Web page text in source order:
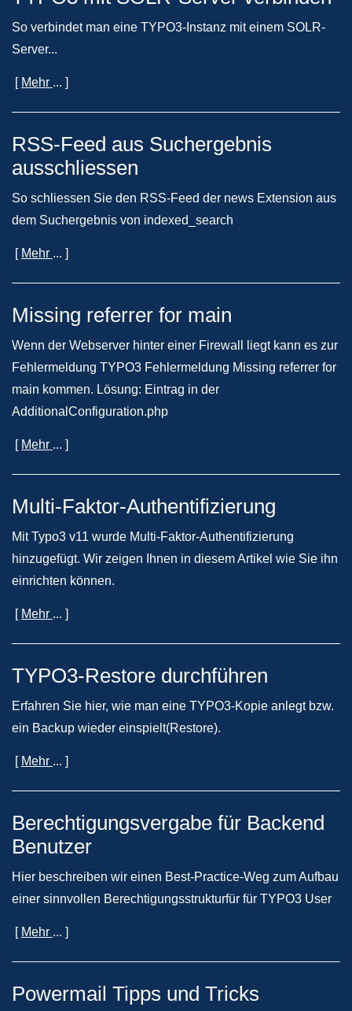
So verbindet man eine TYPO3-Instanz mit einem SOLR-
Server...
[ Mehr ... ]
RSS-Feed aus Suchergebnis
ausschliessen
So schliessen Sie den RSS-Feed der news Extension aus
dem Suchergebnis von indexed_search
[ Mehr ... ]
Missing referrer for main
Wenn der Webserver hinter einer Firewall liegt kann es zur
Fehlermeldung TYPO3 Fehlermeldung Missing referrer for
main kommen. Lösung: Eintrag in der
AdditionalConfiguration.php
[ Mehr ... ]
Multi-Faktor-Authentifizierung
Mit Typo3 v11 wurde Multi-Faktor-Authentifizierung
hinzugefügt. Wir zeigen Ihnen in diesem Artikel wie Sie ihn
einrichten können.
[ Mehr ... ]
TYPO3-Restore durchführen
Erfahren Sie hier, wie man eine TYPO3-Kopie anlegt bzw.
ein Backup wieder einspielt(Restore).
[ Mehr ... ]
Berechtigungsvergabe für Backend
Benutzer
Hier beschreiben wir einen Best-Practice-Weg zum Aufbau
einer sinnvollen Berechtigungsstrukturfür für TYPO3 User
[ Mehr ... ]
Powermail Tipps und Tricks